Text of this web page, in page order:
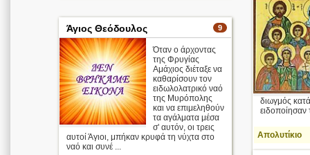
διωγμός
Απολυτίκιο
9
Άγιος Θεόδουλος
Όταν ο άρχοντας
της Φρυγίας
Αμάχιος διέταξε να
καθαρίσουν τον
ειδωλολατρικό ναό
της Μυρόπολης
και να επιμεληθούν
τα αγάλματα μέσα
σ' αυτόν, οι τρεις
αυτοί Άγιοι, μπήκαν κρυφά τη νύχτα στο
ναό και συνέ ...